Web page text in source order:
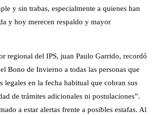
y sin trabas, especialmente a quienes han
y hoy merecen respaldo y mayor
regional del IPS, juan Paulo Garrido, recordó
Bono de Invierno a todas las personas que
legales en la fecha habitual que cobran sus
de trámites adicionales ni postulaciones”.
a estar alertas frente a posibles estafas. Al